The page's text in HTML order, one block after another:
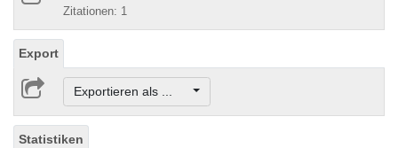
Zitationen: 1
Export
Exportieren als ...
Statistiken